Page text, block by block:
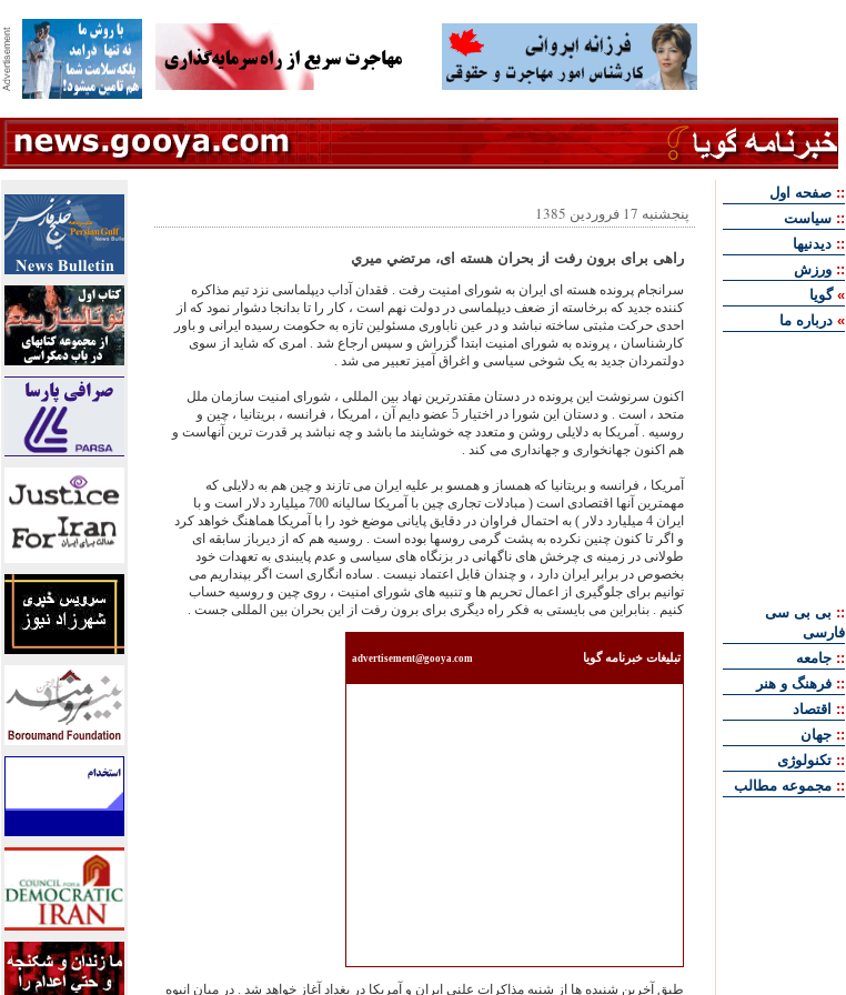
پنجشنبه 17 فروردین 1385
راهی برای برون رفت از بحران هسته ای، مرتضي ميري
سرانجام پرونده هسته ای ایران به شورای امنیت رفت . فقدان آداب دیپلماسی نزد تیم مذاکره
کننده جدید که برخاسته از ضعف دیپلماسی در دولت نهم است ، کار را تا بدانجا دشوار نمود که از
احدی حرکت مثبتی ساخته نباشد و در عین ناباوری مسئولین تازه به حکومت رسیده ایرانی و باور
کارشناسان ، پرونده به شورای امنیت ابتدا گزراش و سپس ارجاع شد . امری که شاید از سوی
دولتمردان جدید به یک شوخی سیاسی و اغراق آمیز تعبیر می شد .
اکنون سرنوشت این پرونده در دستان مقتدرترین نهاد بین المللی ، شورای امنیت سازمان ملل
متحد ، است . و دستان این شورا در اختیار 5 عضو دایم آن ، امریکا ، فرانسه ، بریتانیا ، چین و
روسیه . آمریکا به دلایلی روشن و متعدد چه خوشایند ما باشد و چه نباشد پر قدرت ترین آنهاست و
هم اکنون جهانخواری و جهانداری می کند .
آمریکا ، فرانسه و بریتانیا که همساز و همسو بر علیه ایران می تازند و چین هم به دلایلی که
مهمترین آنها اقتصادی است ( مبادلات تجاری چین با آمریکا سالیانه 700 میلیارد دلار است و با
ایران 4 میلیارد دلار ) به احتمال فراوان در دقایق پایانی موضع خود را با آمریکا هماهنگ خواهد کرد
و اگر تا کنون چنین نکرده به پشت گرمی روسها بوده است . روسیه هم که از دیرباز سابقه ای
طولانی در زمینه ی چرخش های ناگهانی در بزنگاه های سیاسی و عدم پایبندی به تعهدات خود
بخصوص در برابر ایران دارد ، و چندان قابل اعتماد نیست . ساده انگاری است اگر بپنداریم می
توانیم برای جلوگیری از اعمال تحریم ها و تنبیه های شورای امنیت ، روی چین و روسیه حساب
کنیم . بنابراین می بایستی به فکر راه دیگری برای برون رفت از این بحران بین المللی جست .
تبليغات خبرنامه گويا advertisement@gooya.com
طبق آخرين شنيده ها از شنبه مذاكرات علني ايران و آمريكا در بغداد آغاز خواهد شد . در میان انبوه
:: صفحه اول
:: سياست
:: ديدنيها
:: ورزش
»گويا
» درباره ما
:: بی بی سی
فارسی
:: جامعه
:: فرهنگ و هنر
:: اقتصاد
:: جهان
:: تکنولوژی
:: مجموعه مطالب